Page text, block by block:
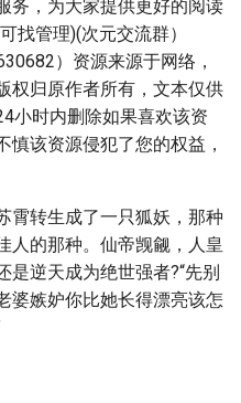
务，为大家提供更好的阅读
找管理)(次元交流群）
）资源来源于网络，
权归原作者所有，文本仅供
小时内删除如果喜欢该资
该资源侵犯了您的权益，
霄转生成了一只狐妖，那种
人的那种。仙帝觊觎，人皇
是逆天成为绝世强者?“先别
婆嫉妒你比她长得漂亮该怎